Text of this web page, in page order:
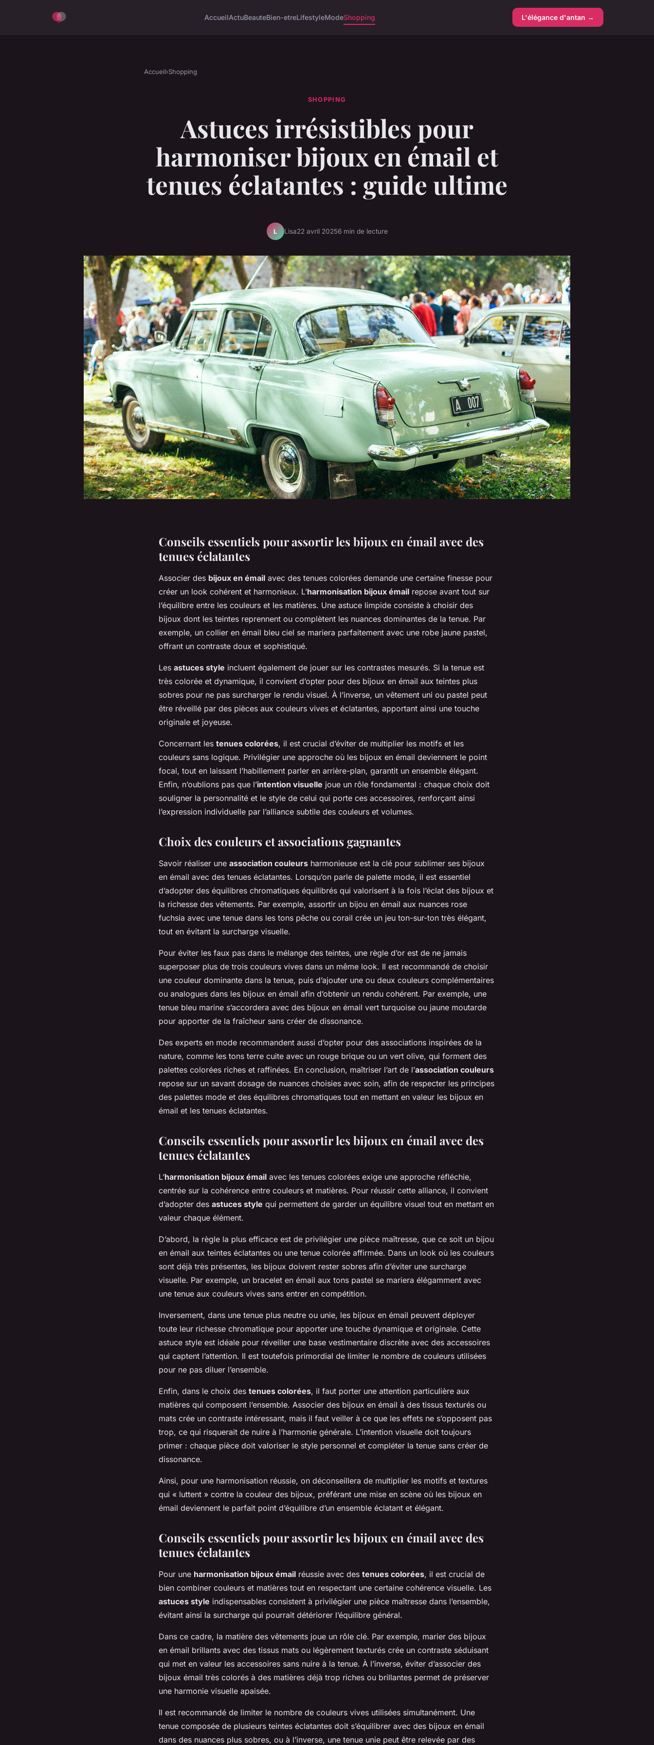
AccueilActuBeauteBien-etreLifestyleModeShopping L'élégance d'antan →
Accueil›Shopping
SHOPPING
Astuces irrésistibles pour
harmoniser bijoux en émail et
tenues éclatantes : guide ultime
L Lisa22 avril 20256 min de lecture
Conseils essentiels pour assortir les bijoux en émail avec des
tenues éclatantes
Associer des bijoux en émail avec des tenues colorées demande une certaine finesse pour
créer un look cohérent et harmonieux. L’harmonisation bijoux émail repose avant tout sur
l’équilibre entre les couleurs et les matières. Une astuce limpide consiste à choisir des
bijoux dont les teintes reprennent ou complètent les nuances dominantes de la tenue. Par
exemple, un collier en émail bleu ciel se mariera parfaitement avec une robe jaune pastel,
offrant un contraste doux et sophistiqué.
Les astuces style incluent également de jouer sur les contrastes mesurés. Si la tenue est
très colorée et dynamique, il convient d’opter pour des bijoux en émail aux teintes plus
sobres pour ne pas surcharger le rendu visuel. À l’inverse, un vêtement uni ou pastel peut
être réveillé par des pièces aux couleurs vives et éclatantes, apportant ainsi une touche
originale et joyeuse.
Concernant les tenues colorées, il est crucial d’éviter de multiplier les motifs et les
couleurs sans logique. Privilégier une approche où les bijoux en émail deviennent le point
focal, tout en laissant l’habillement parler en arrière-plan, garantit un ensemble élégant.
Enfin, n’oublions pas que l’intention visuelle joue un rôle fondamental : chaque choix doit
souligner la personnalité et le style de celui qui porte ces accessoires, renforçant ainsi
l’expression individuelle par l’alliance subtile des couleurs et volumes.
Choix des couleurs et associations gagnantes
Savoir réaliser une association couleurs harmonieuse est la clé pour sublimer ses bijoux
en émail avec des tenues éclatantes. Lorsqu’on parle de palette mode, il est essentiel
d’adopter des équilibres chromatiques équilibrés qui valorisent à la fois l’éclat des bijoux et
la richesse des vêtements. Par exemple, assortir un bijou en émail aux nuances rose
fuchsia avec une tenue dans les tons pêche ou corail crée un jeu ton-sur-ton très élégant,
tout en évitant la surcharge visuelle.
Pour éviter les faux pas dans le mélange des teintes, une règle d’or est de ne jamais
superposer plus de trois couleurs vives dans un même look. Il est recommandé de choisir
une couleur dominante dans la tenue, puis d’ajouter une ou deux couleurs complémentaires
ou analogues dans les bijoux en émail afin d’obtenir un rendu cohérent. Par exemple, une
tenue bleu marine s’accordera avec des bijoux en émail vert turquoise ou jaune moutarde
pour apporter de la fraîcheur sans créer de dissonance.
Des experts en mode recommandent aussi d’opter pour des associations inspirées de la
nature, comme les tons terre cuite avec un rouge brique ou un vert olive, qui forment des
palettes colorées riches et raffinées. En conclusion, maîtriser l’art de l’association couleurs
repose sur un savant dosage de nuances choisies avec soin, afin de respecter les principes
des palettes mode et des équilibres chromatiques tout en mettant en valeur les bijoux en
émail et les tenues éclatantes.
Conseils essentiels pour assortir les bijoux en émail avec des
tenues éclatantes
L’harmonisation bijoux émail avec les tenues colorées exige une approche réfléchie,
centrée sur la cohérence entre couleurs et matières. Pour réussir cette alliance, il convient
d’adopter des astuces style qui permettent de garder un équilibre visuel tout en mettant en
valeur chaque élément.
D’abord, la règle la plus efficace est de privilégier une pièce maîtresse, que ce soit un bijou
en émail aux teintes éclatantes ou une tenue colorée affirmée. Dans un look où les couleurs
sont déjà très présentes, les bijoux doivent rester sobres afin d’éviter une surcharge
visuelle. Par exemple, un bracelet en émail aux tons pastel se mariera élégamment avec
une tenue aux couleurs vives sans entrer en compétition.
Inversement, dans une tenue plus neutre ou unie, les bijoux en émail peuvent déployer
toute leur richesse chromatique pour apporter une touche dynamique et originale. Cette
astuce style est idéale pour réveiller une base vestimentaire discrète avec des accessoires
qui captent l’attention. Il est toutefois primordial de limiter le nombre de couleurs utilisées
pour ne pas diluer l’ensemble.
Enfin, dans le choix des tenues colorées, il faut porter une attention particulière aux
matières qui composent l’ensemble. Associer des bijoux en émail à des tissus texturés ou
mats crée un contraste intéressant, mais il faut veiller à ce que les effets ne s’opposent pas
trop, ce qui risquerait de nuire à l’harmonie générale. L’intention visuelle doit toujours
primer : chaque pièce doit valoriser le style personnel et compléter la tenue sans créer de
dissonance.
Ainsi, pour une harmonisation réussie, on déconseillera de multiplier les motifs et textures
qui « luttent » contre la couleur des bijoux, préférant une mise en scène où les bijoux en
émail deviennent le parfait point d’équilibre d’un ensemble éclatant et élégant.
Conseils essentiels pour assortir les bijoux en émail avec des
tenues éclatantes
Pour une harmonisation bijoux émail réussie avec des tenues colorées, il est crucial de
bien combiner couleurs et matières tout en respectant une certaine cohérence visuelle. Les
astuces style indispensables consistent à privilégier une pièce maîtresse dans l’ensemble,
évitant ainsi la surcharge qui pourrait détériorer l’équilibre général.
Dans ce cadre, la matière des vêtements joue un rôle clé. Par exemple, marier des bijoux
en émail brillants avec des tissus mats ou légèrement texturés crée un contraste séduisant
qui met en valeur les accessoires sans nuire à la tenue. À l’inverse, éviter d’associer des
bijoux émail très colorés à des matières déjà trop riches ou brillantes permet de préserver
une harmonie visuelle apaisée.
Il est recommandé de limiter le nombre de couleurs vives utilisées simultanément. Une
tenue composée de plusieurs teintes éclatantes doit s’équilibrer avec des bijoux en émail
dans des nuances plus sobres, ou à l’inverse, une tenue unie peut être relevée par des